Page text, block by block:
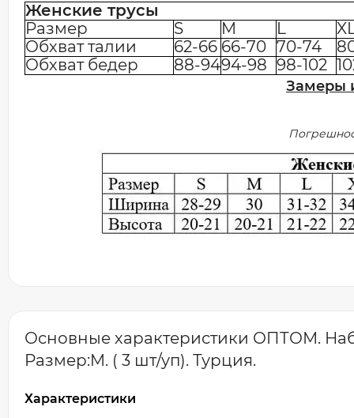
Женские трусы
Размер
S M L
Обхват талии
62-66 66-70 70-74
Обхват бедер
88-9494-98 98-102
Замеры
Основные характеристики ОПТОМ.
Размер:M. ( 3 шт/уп). Турция.
Характеристики